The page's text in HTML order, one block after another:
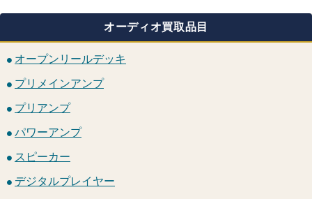
オーディオ買取品目
オープンリールデッキ
プリメインアンプ
プリアンプ
パワーアンプ
スピーカー
デジタルプレイヤー